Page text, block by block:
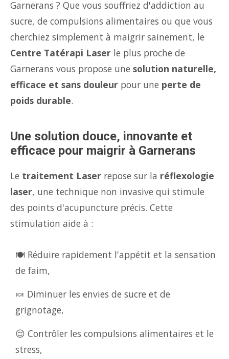
Garnerans ? Que vous souffriez d'addiction au
sucre, de compulsions alimentaires ou que vous
cherchiez simplement à maigrir sainement, le
Centre Tatérapi Laser le plus proche de
Garnerans vous propose une solution naturelle,
efficace et sans douleur pour une perte de
poids durable.
Une solution douce, innovante et
efficace pour maigrir à Garnerans
Le traitement Laser repose sur la réflexologie
laser, une technique non invasive qui stimule
des points d'acupuncture précis. Cette
stimulation aide à :
🍽️ Réduire rapidement l'appétit et la sensation
de faim,
🍬 Diminuer les envies de sucre et de
grignotage,
😌 Contrôler les compulsions alimentaires et le
stress,